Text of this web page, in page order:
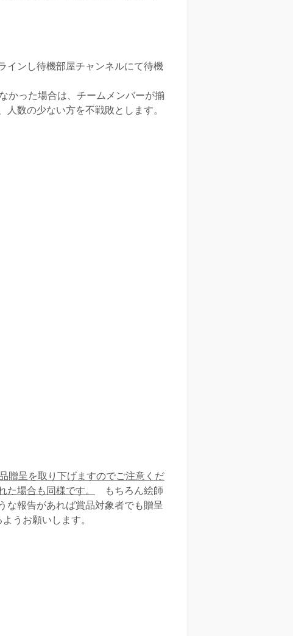
インし待機部屋チャンネルにて待機
かった場合は、チームメンバーが揃
数の少ない方を不戦敗とします。
贈呈を取り下げますのでご注意くだ
場合も同様です。
もちろん絵師
な報告があれば賞品対象者でも贈呈
うお願いします。